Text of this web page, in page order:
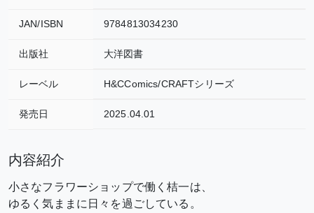
JAN/ISBN 9784813034230
出版社 大洋図書
レーベル H&CComics/CRAFTシリーズ
発売日 2025.04.01
内容紹介
小さなフラワーショップで働く桔一は、
ゆるく気ままに日々を過ごしている。